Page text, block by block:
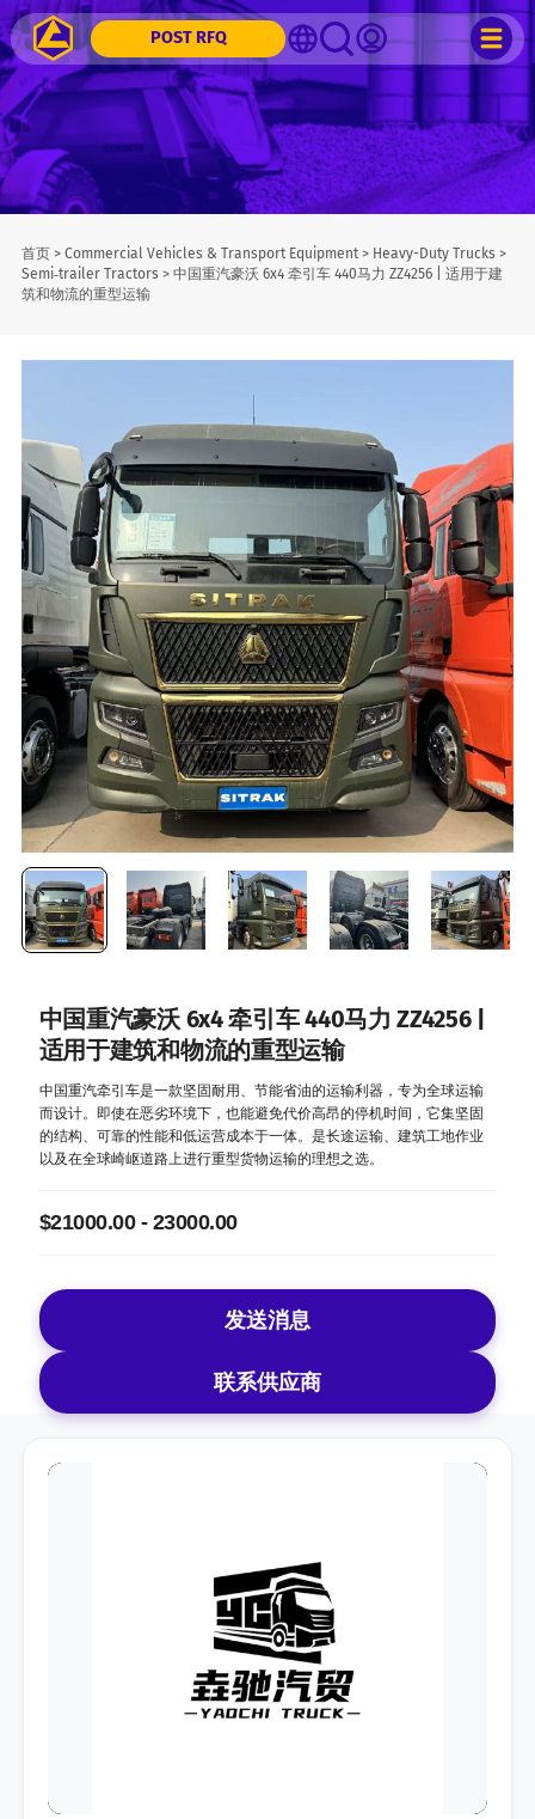
POST RFQ
首页> Commercial Vehicles & Transport Equipment> Heavy-Duty Trucks >
Semi‑trailer Tractors > 中国重汽豪沃 6x4 牵引车 440马力 ZZ4256 | 适用于建
筑和物流的重型运输
中国重汽豪沃 6x4 牵引车 440马力 ZZ4256 |
适用于建筑和物流的重型运输
中国重汽牵引车是一款坚固耐用、节能省油的运输利器，专为全球运输
而设计。即使在恶劣环境下，也能避免代价高昂的停机时间，它集坚固
的结构、可靠的性能和低运营成本于一体。是长途运输、建筑工地作业
以及在全球崎岖道路上进行重型货物运输的理想之选。
$21000.00 - 23000.00
发送消息
联系供应商